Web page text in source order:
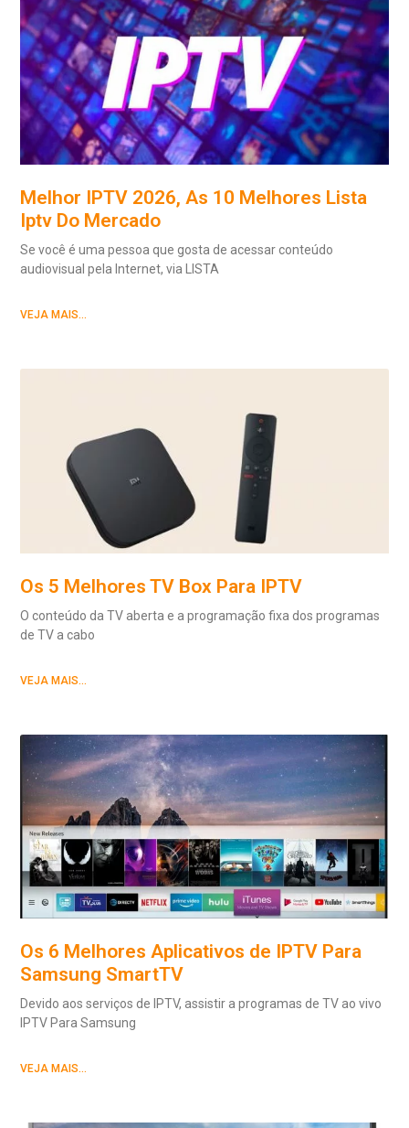
Melhor IPTV 2026, As 10 Melhores Lista
Iptv Do Mercado
Se você é uma pessoa que gosta de acessar conteúdo
audiovisual pela Internet, via LISTA
VEJA MAIS...
Os 5 Melhores TV Box Para IPTV
O conteúdo da TV aberta e a programação fixa dos programas
de TV a cabo
VEJA MAIS...
Os 6 Melhores Aplicativos de IPTV Para
Samsung SmartTV
Devido aos serviços de IPTV, assistir a programas de TV ao vivo
IPTV Para Samsung
VEJA MAIS...